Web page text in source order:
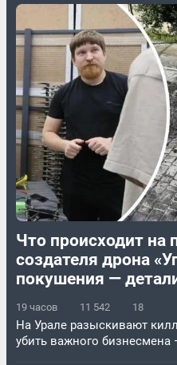
Что происходит на
создателя дрона
покушения —
19 часов 11 542 18
На Урале разыскивают
убить важного бизнесмена